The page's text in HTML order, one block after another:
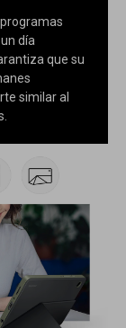
día
que su
similar al